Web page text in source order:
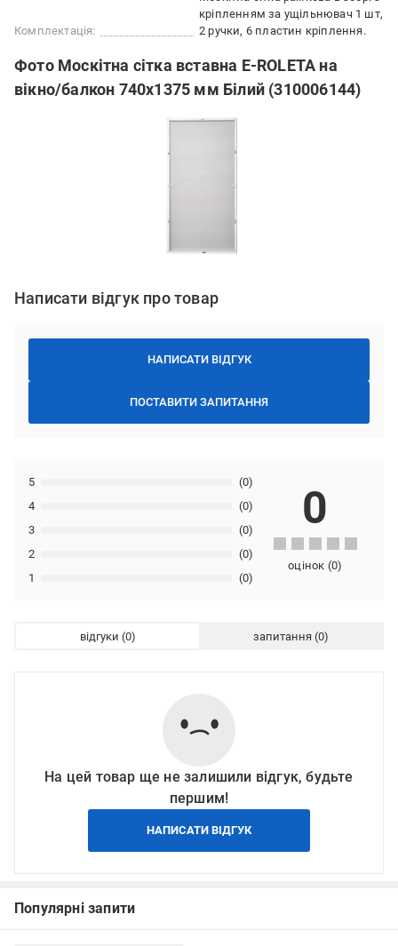
Комплектація:
кріпленням за ущільнювач 1 шт,
2 ручки, 6 пластин кріплення.
Фото Москітна сітка вставна E-ROLETA на
вікно/балкон 740х1375 мм Білий (310006144)
Написати відгук про товар
НАПИСАТИ ВІДГУК
ПОСТАВИТИ ЗАПИТАННЯ
1 (0)
2 (0)
3 (0)
4 (0)
5 (0)
0
оцінок (0)
відгуки запитання
На цей товар ще не залишили відгук, будьте
першим!
НАПИСАТИ ВІДГУК
Популярні запити